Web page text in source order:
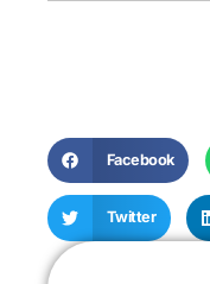
Facebook
Twitter